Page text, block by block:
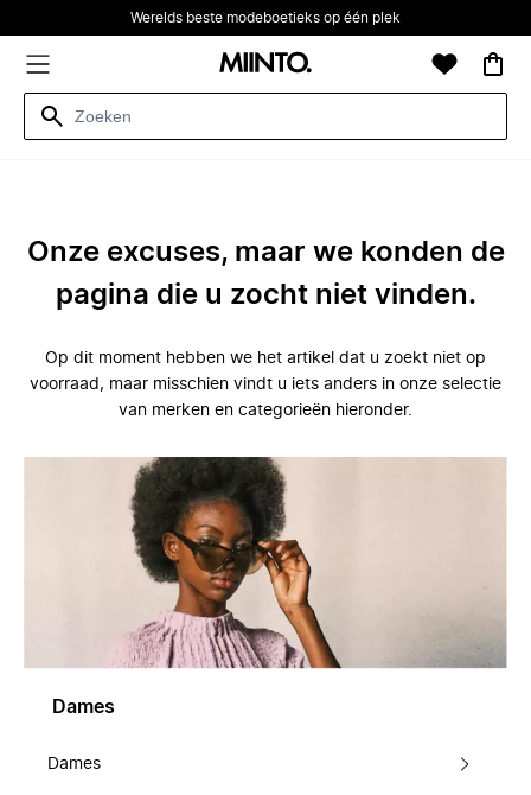
Werelds beste modeboetieks op één plek
Onze excuses, maar we konden de
pagina die u zocht niet vinden.
Op dit moment hebben we het artikel dat u zoekt niet op
voorraad, maar misschien vindt u iets anders in onze selectie
van merken en categorieën hieronder.
Dames
Dames